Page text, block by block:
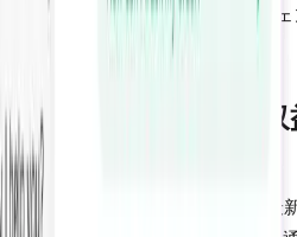
ドルに低下し、人間のエージ
るため応答品質も向上します。
コンバージョンと収
ストセンターではありません。最